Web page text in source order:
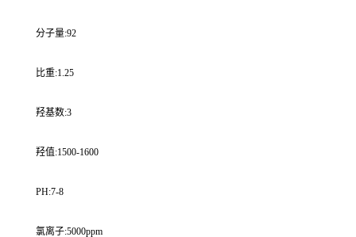
分子量:92
比重:1.25
羟基数:3
羟值:1500-1600
PH:7-8
氯离子:5000ppm